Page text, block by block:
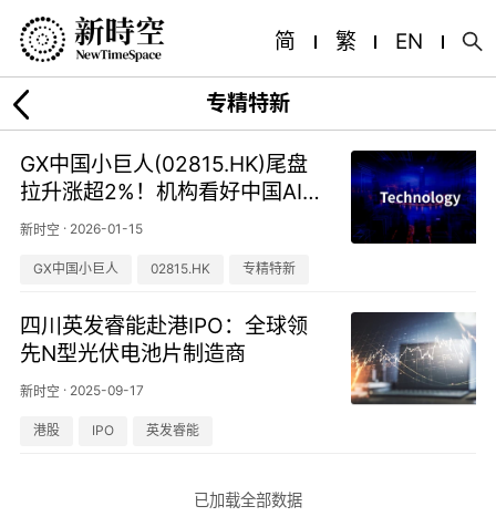
简 繁 EN
专精特新
GX中国小巨人(02815.HK)尾盘
拉升涨超2%！机构看好中国AI芯
片国产化进程
新时空 · 2026-01-15
GX中国小巨人 02815.HK 专精特新
四川英发睿能赴港IPO：全球领
先N型光伏电池片制造商
新时空 · 2025-09-17
港股 IPO 英发睿能
已加载全部数据